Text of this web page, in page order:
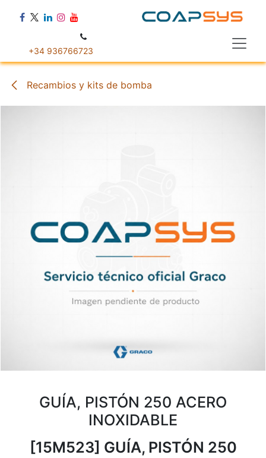
+34 936766723
Recambios y kits de bomba
GUÍA, PISTÓN 250 ACERO
INOXIDABLE
[15M523] GUÍA, PISTÓN 250